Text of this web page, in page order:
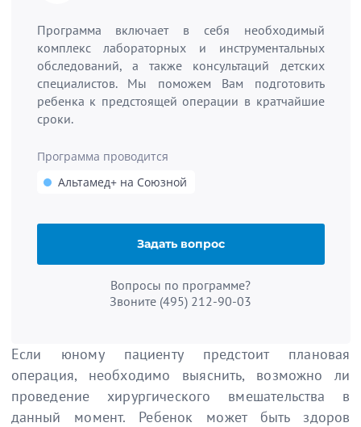
Если юному пациенту предстоит плановая
операция, необходимо выяснить, возможно ли
проведение хирургического вмешательства в
данный момент. Ребенок может быть здоров
Программа включает в себя необходимый
комплекс лабораторных и инструментальных
обследований, а также консультаций детских
специалистов. Мы поможем Вам подготовить
ребенка к предстоящей операции в кратчайшие
сроки.
Программа проводится
Альтамед+ на Союзной
Задать вопрос
Вопросы по программе?
Звоните (495) 212-90-03